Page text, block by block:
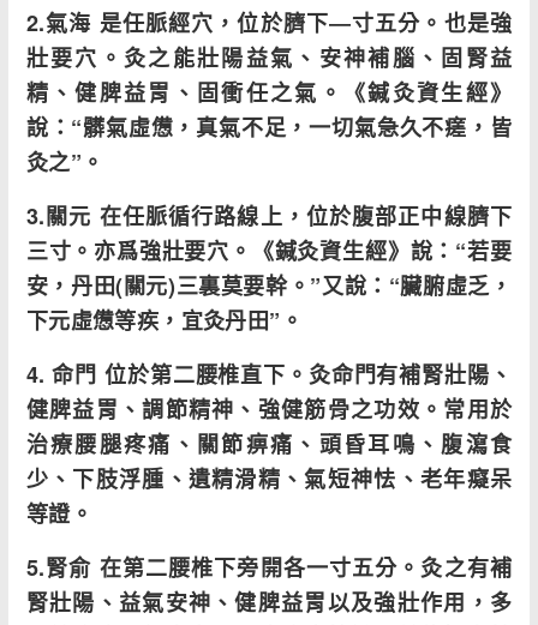
2.氣海 是任脈經穴，位於臍下―寸五分。也是強
壯要穴。灸之能壯陽益氣、安神補腦、固腎益
精、健脾益胃、固衝任之氣。《鍼灸資生經》
說：“髒氣虛憊，真氣不足，一切氣急久不瘥，皆
灸之”。
3.關元 在任脈循行路線上，位於腹部正中線臍下
三寸。亦爲強壯要穴。《鍼灸資生經》說：“若要
安，丹田(關元)三裏莫要幹。”又說：“臟腑虛乏，
下元虛憊等疾，宜灸丹田”。
4. 命門 位於第二腰椎直下。灸命門有補腎壯陽、
健脾益胃、調節精神、強健筋骨之功效。常用於
治療腰腿疼痛、關節痹痛、頭昏耳鳴、腹瀉食
少、下肢浮腫、遺精滑精、氣短神怯、老年癡呆
等證。
5.腎俞 在第二腰椎下旁開各一寸五分。灸之有補
腎壯陽、益氣安神、健脾益胃以及強壯作用，多